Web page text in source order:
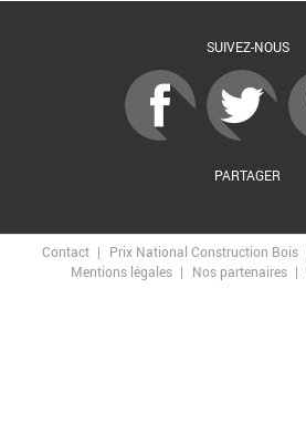
SUIVEZ-NOUS
PARTAGER
Contact Prix National Construction Bois
Mentions légales
Nos partenaires